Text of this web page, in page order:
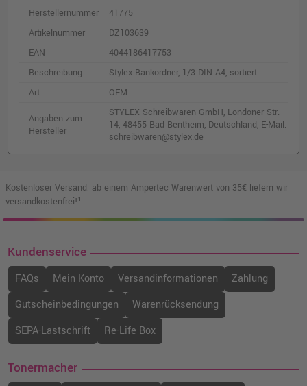
Stück
o. MwSt.2,01 €
inkl. MwSt.zzgl. Versand
Stylex Buntstifte, Dreikant, 12 Stück
o. MwSt.2,27 €
2,70 €
inkl. MwSt.zzgl. Versand
Stylex Leinwand, 40 x 50 cm
4,61 € shopping_cart
Herstellernummer
41775
Artikelnummer
DZ103639
EAN
4044186417753
Beschreibung
Stylex Bankordner, 1/3 DIN A4, sortiert
Art
OEM
Angaben zum
Hersteller
STYLEX Schreibwaren GmbH, Londoner Str.
14, 48455 Bad Bentheim, Deutschland, E-Mail:
schreibwaren@stylex.de
Kostenloser Versand: ab einem Ampertec Warenwert von 35€ liefern wir
versandkostenfrei!¹
Kundenservice
FAQs Mein Konto Versandinformationen
Zahlung
Gutscheinbedingungen
Warenrücksendung
SEPA-Lastschrift
Re-Life Box
Tonermacher